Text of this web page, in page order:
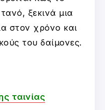
ξεκινά μια
στον χρόνο και
του δαίμονες.
ταινίας